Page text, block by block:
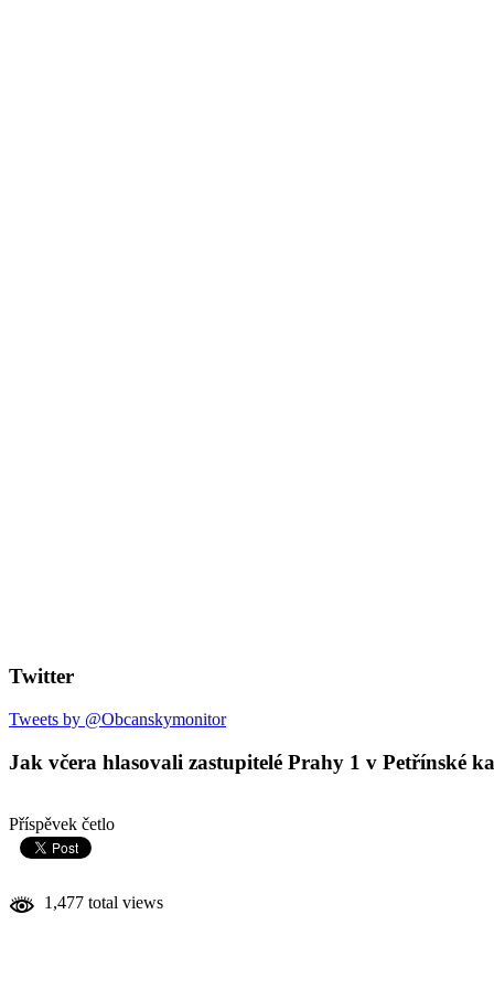
Twitter
Tweets by @Obcanskymonitor
Jak včera hlasovali zastupitelé Prahy 1 v Petřínské
Příspěvek četlo
1,477 total views